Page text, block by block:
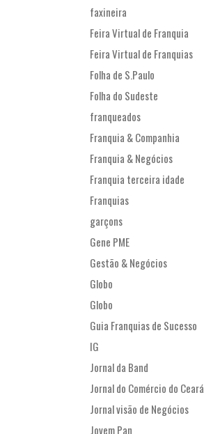
faxineira
Feira Virtual de Franquia
Feira Virtual de Franquias
Folha de S.Paulo
Folha do Sudeste
franqueados
Franquia & Companhia
Franquia & Negócios
Franquia terceira idade
Franquias
garçons
Gene PME
Gestão & Negócios
Globo
Globo
Guia Franquias de Sucesso
IG
Jornal da Band
Jornal do Comércio do Ceará
Jornal visão de Negócios
Jovem Pan